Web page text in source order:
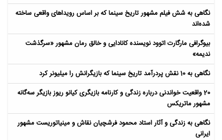
نگاهی به شش فیلم مشهور تاریخ سینما که بر اساس رویداهای واقعی ساخته
شده‌اند
بیوگرافی مارگارت اتوود نویسنده کانادایی و خالق رمان مشهور «سرگذشت
ندیمه»
نگاهی به 10 نقش پردرآمد تاریخ سینما که بازیگرانش را میلیونر کرد
20 واقعیت خواندنی درباره زندگی و کارنامه بازیگری کیانو ریوز بازیگر سه‌گانه
مشهور ماتریکس
نگاهی به زندگی و آثار استاد محمود فرشچیان نقاش و مینیاتوریست مشهور
ایرانی